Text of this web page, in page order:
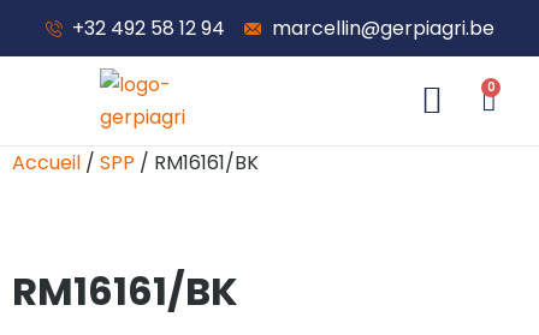
+32 492 58 12 94 marcellin@gerpiagri.be
0
Accueil / SPP / RM16161/BK
RM16161/BK